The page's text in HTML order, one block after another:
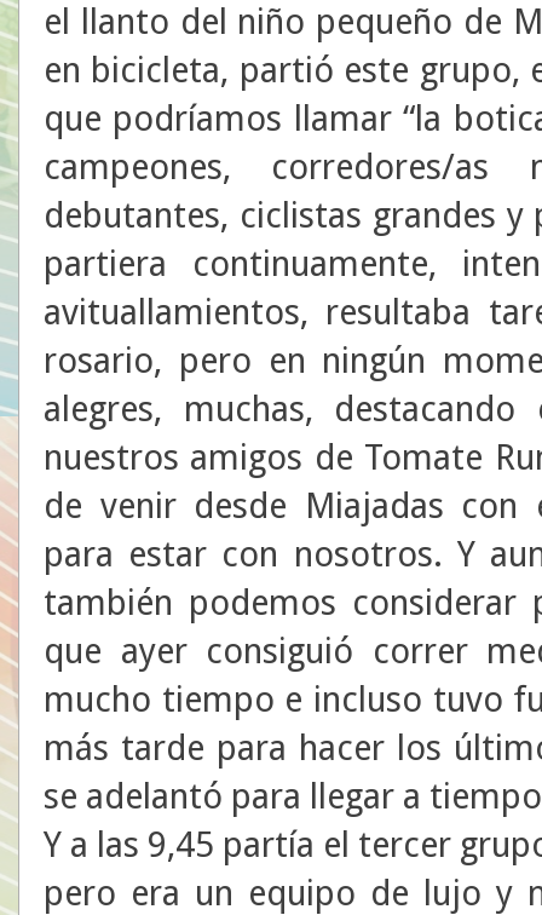
el llanto del niño pequeño de
en bicicleta, partió este grupo,
que podríamos llamar “la
campeones, corredores/as
debutantes, ciclistas grandes y
partiera continuamente,
avituallamientos, resultaba
rosario, pero en ningún
alegres, muchas,
nuestros amigos de Tomate
de venir desde Miajadas con
para estar con nosotros. Y
también podemos considerar
que ayer consiguió correr
mucho tiempo e incluso tuvo
más tarde para hacer los
se adelantó para llegar a
Y a las 9,45 partía el tercer
pero era un equipo de lujo y